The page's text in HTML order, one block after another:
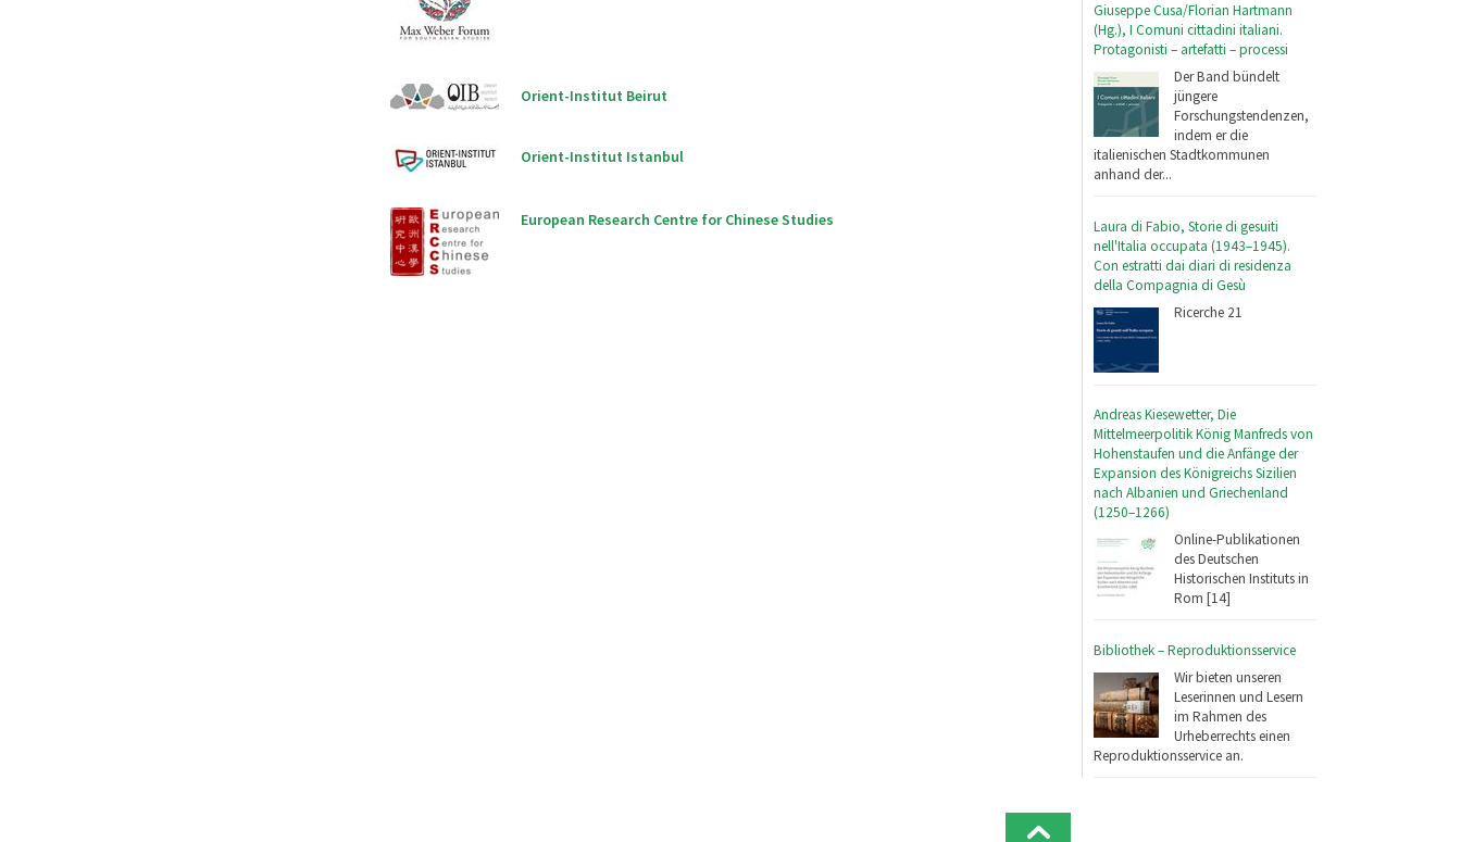
Giuseppe Cusa/Florian Hartmann
(Hg.), I Comuni cittadini italiani.
Protagonisti – artefatti – processi
Der Band bündelt
jüngere
Forschungstendenzen,
indem er die
italienischen Stadtkommunen
anhand der...
Laura di Fabio, Storie di gesuiti
nell'Italia occupata (1943–1945).
Con estratti dai diari di residenza
della Compagnia di Gesù
Ricerche 21
Andreas Kiesewetter, Die
Mittelmeerpolitik König Manfreds von
Hohenstaufen und die Anfänge der
Expansion des Königreichs Sizilien
nach Albanien und Griechenland
(1250–1266)
Online-Publikationen
des Deutschen
Historischen Instituts in
Rom [14]
Bibliothek – Reproduktionsservice
Wir bieten unseren
Leserinnen und Lesern
im Rahmen des
Urheberrechts einen
Reproduktionsservice an.
Orient-Institut Beirut
Orient-Institut Istanbul
European Research Centre for Chinese Studies